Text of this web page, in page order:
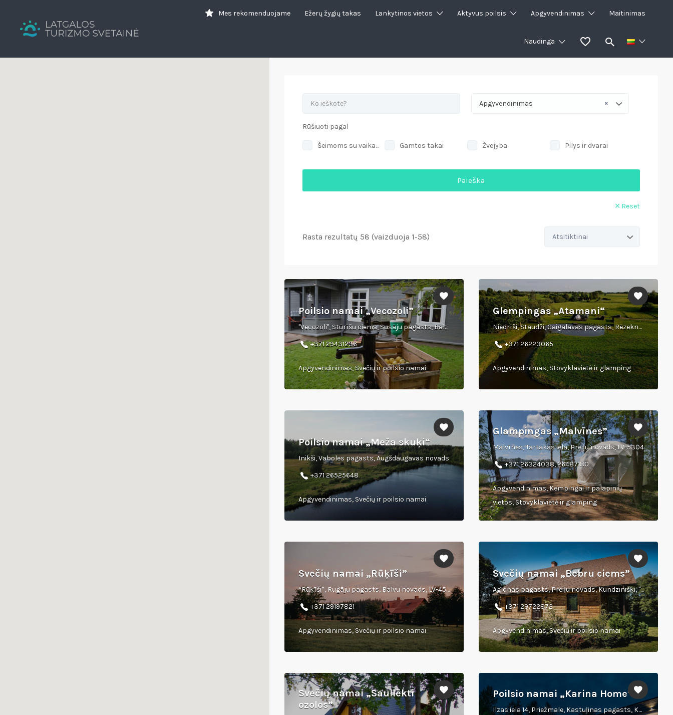
Mes rekomenduojame Ežerų žygių takas Lankytinos vietos Aktyvus poilsis Apgyvendinimas Maitinimas
Naudinga
for:
×
Apgyvendinimas
Rūšiuoti pagal
Šeimoms su vaikais Gamtos takai Žvejyba Pilys ir dvarai
Paieška
Reset
Rasta rezultatų 58 (vaizduoja 1-58)
Poilsio namai „Vecozoli”
"Vecozoli", Stūrīšu ciems, Susāju pagasts, Balvu novads
+371 29431236
Apgyvendinimas, Svečių ir poilsio namai
Glempingas „Atamani“
Niedrīši, Staudži, Gaigalavas pagasts, Rēzeknes novads
+371 26223065
Apgyvendinimas, Stovyklavietė ir glamping
Poilsio namai „Meža skuķi“
Inikši, Vaboles pagasts, Augšdaugavas novads
+371 26525648
Apgyvendinimas, Svečių ir poilsio namai
Glampingas „Malvīnes”
Malvīnes, Tartakas iela, Preiļu novads, LV-5304
+371 26324038, 26487180
Apgyvendinimas, Kempingai ir palapinių
vietos, Stovyklavietė ir glamping
Svečių namai „Rūķīši”
“Rūķīši”, Rugāju pagasts, Balvu novads, LV-4570, Latvija
+371 29197821
Apgyvendinimas, Svečių ir poilsio namai
Svečių namai „Bebru ciems”
Aglonas pagasts, Preiļu novads, Kundzinišķi, "Beavers", LV-5304
+371 29722872
Apgyvendinimas, Svečių ir poilsio namai
Svečių namai „Saullēkti
ozolos”
Poilsio namai „Karina Home”
Ilzas iela 14, Priežmale, Kastuļinas pagasts, Kraslavas novads, LV 5685